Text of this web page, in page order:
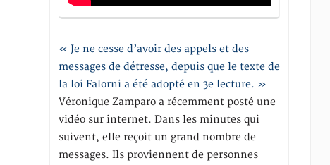
« Je ne cesse d’avoir des appels et des
messages de détresse, depuis que le texte de
la loi Falorni a été adopté en 3e lecture. »
Véronique Zamparo a récemment posté une
vidéo sur internet. Dans les minutes qui
suivent, elle reçoit un grand nombre de
messages. Ils proviennent de personnes